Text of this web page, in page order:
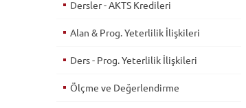
Dersler - AKTS Kredileri
Alan & Prog. Yeterlilik İlişkileri
Ders - Prog. Yeterlilik İlişkileri
Ölçme ve Değerlendirme